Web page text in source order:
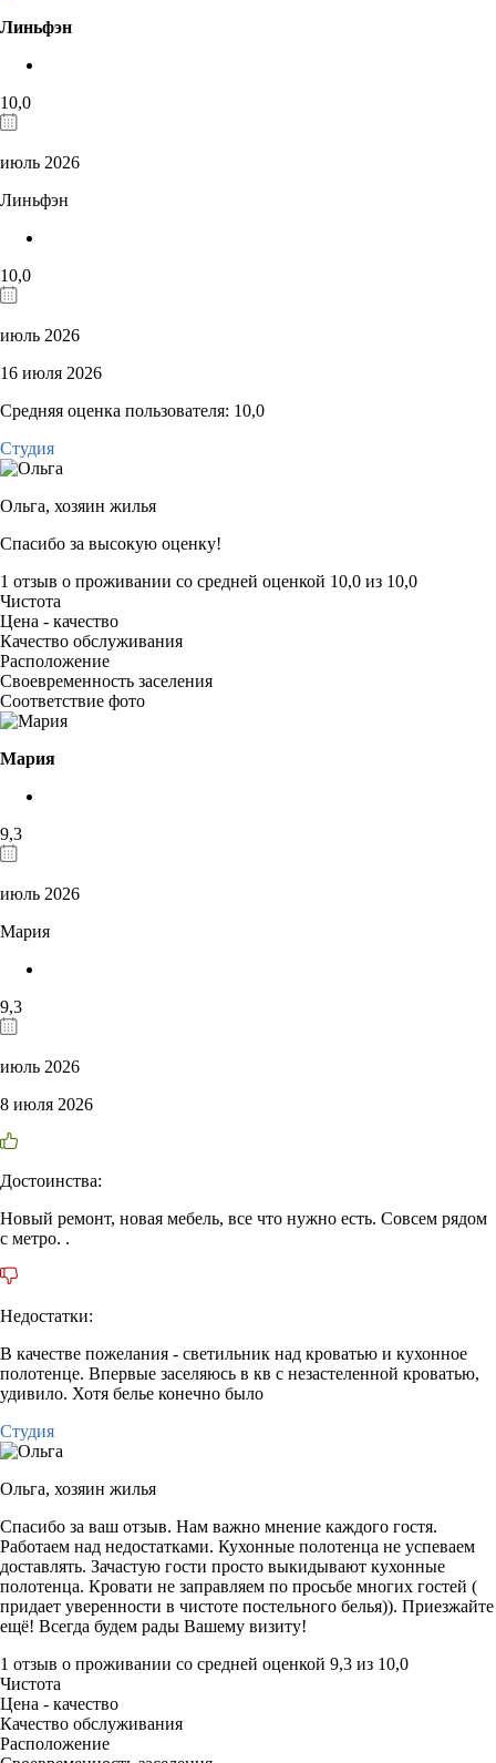
Линьфэн
10,0
июль 2026
Линьфэн
10,0
июль 2026
16 июля 2026
Средняя оценка пользователя: 10,0
Студия
Ольга, хозяин жилья
Спасибо за высокую оценку!
1 отзыв о проживании со средней оценкой 10,0 из 10,0
Чистота
Цена - качество
Качество обслуживания
Расположение
Своевременность заселения
Соответствие фото
Мария
9,3
июль 2026
Мария
9,3
июль 2026
8 июля 2026
Достоинства:
Новый ремонт, новая мебель, все что нужно есть. Совсем рядом
с метро. .
Недостатки:
В качестве пожелания - светильник над кроватью и кухонное
полотенце. Впервые заселяюсь в кв с незастеленной кроватью,
удивило. Хотя белье конечно было
Студия
Ольга, хозяин жилья
Спасибо за ваш отзыв. Нам важно мнение каждого гостя.
Работаем над недостатками. Кухонные полотенца не успеваем
доставлять. Зачастую гости просто выкидывают кухонные
полотенца. Кровати не заправляем по просьбе многих гостей (
придает уверенности в чистоте постельного белья)). Приезжайте
ещё! Всегда будем рады Вашему визиту!
1 отзыв о проживании со средней оценкой 9,3 из 10,0
Чистота
Цена - качество
Качество обслуживания
Расположение